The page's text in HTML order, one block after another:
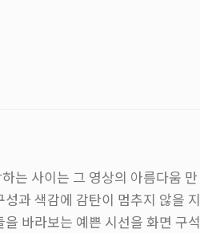
는 사이는 그 영상의 아름다움 만
과 색감에 감탄이 멈추지 않을 지
바라보는 예쁜 시선을 화면 구석